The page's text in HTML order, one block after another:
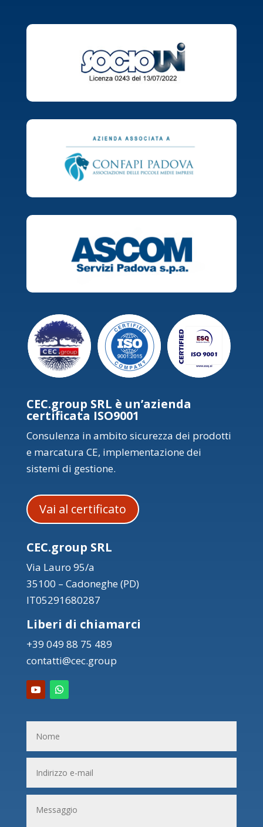
CEC.group SRL è un’azienda
certificata ISO9001
Consulenza in ambito sicurezza dei prodotti
e marcatura CE, implementazione dei
sistemi di gestione.
Vai al certificato
CEC.group SRL
Via Lauro 95/a
35100 – Cadoneghe (PD)
IT05291680287
Liberi di chiamarci
+39 049 88 75 489
contatti@cec.group